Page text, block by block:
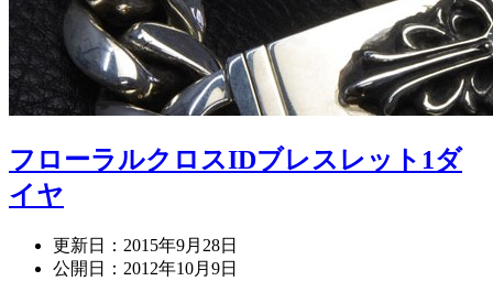
フローラルクロスIDブレスレット1ダ
イヤ
更新日： 2015年9月28日
公開日： 2012年10月9日